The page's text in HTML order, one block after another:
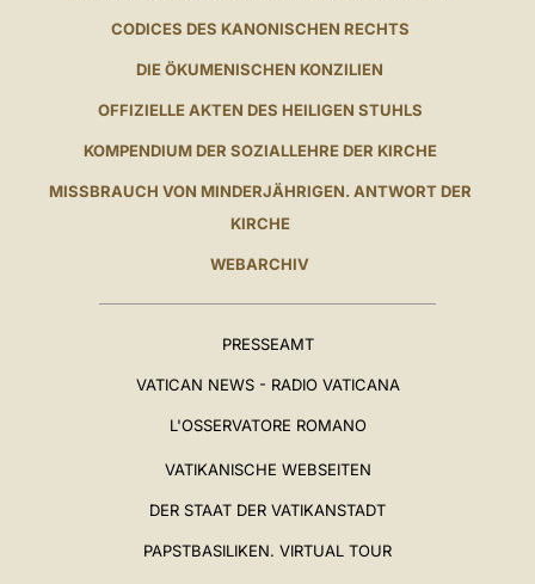
CODICES DES KANONISCHEN RECHTS
DIE ÖKUMENISCHEN KONZILIEN
OFFIZIELLE AKTEN DES HEILIGEN STUHLS
KOMPENDIUM DER SOZIALLEHRE DER KIRCHE
MISSBRAUCH VON MINDERJÄHRIGEN. ANTWORT DER
KIRCHE
WEBARCHIV
PRESSEAMT
VATICAN NEWS - RADIO VATICANA
L'OSSERVATORE ROMANO
VATIKANISCHE WEBSEITEN
DER STAAT DER VATIKANSTADT
PAPSTBASILIKEN. VIRTUAL TOUR